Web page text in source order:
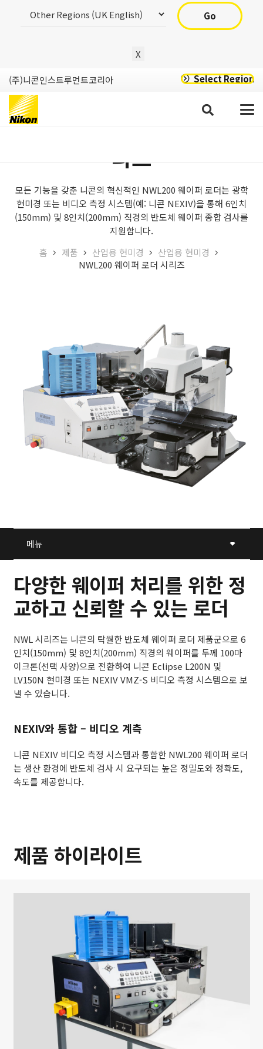
Go
X
(주)니콘인스트루먼트코리아 Select Region
NWL200 웨이퍼 로더 시
리즈
모든 기능을 갖춘 니콘의 혁신적인 NWL200 웨이퍼 로더는 광학
현미경 또는 비디오 측정 시스템(예: 니콘 NEXIV)을 통해 6인치
(150mm) 및 8인치(200mm) 직경의 반도체 웨이퍼 종합 검사를
지원합니다.
홈
제품 산업용 현미경
산업용 현미경
NWL200 웨이퍼 로더 시리즈
메뉴
다양한 웨이퍼 처리를 위한 정
교하고 신뢰할 수 있는 로더
NWL 시리즈는 니콘의 탁월한 반도체 웨이퍼 로더 제품군으로 6
인치(150mm) 및 8인치(200mm) 직경의 웨이퍼를 두께 100마
이크론(선택 사양)으로 전환하여 니콘 Eclipse L200N 및
LV150N 현미경 또는 NEXIV VMZ-S 비디오 측정 시스템으로 보
낼 수 있습니다.
NEXIV와 통합 – 비디오 계측
니콘 NEXIV 비디오 측정 시스템과 통합한 NWL200 웨이퍼 로더
는 생산 환경에 반도체 검사 시 요구되는 높은 정밀도와 정확도,
속도를 제공합니다.
제품 하이라이트